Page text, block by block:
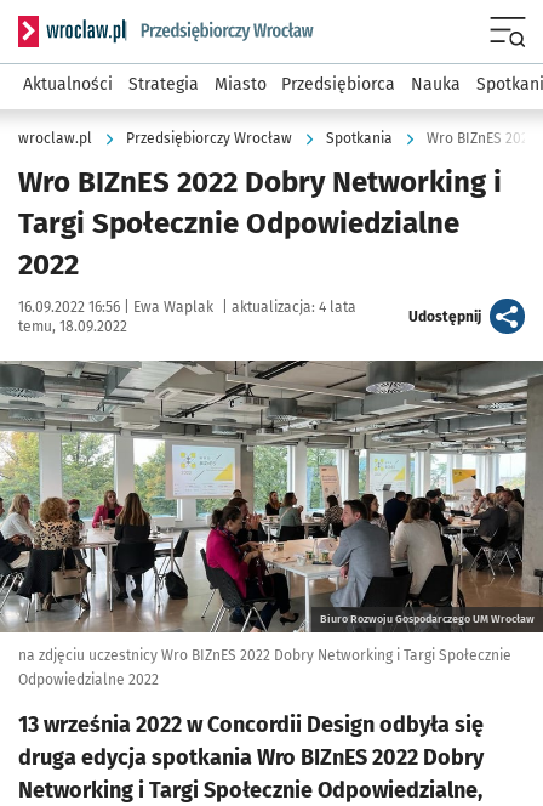
Serwis informacyjny wroclaw.pl podserwis: Strategia
Aktualności Strategia Miasto Przedsiębiorca Nauka
wroclaw.pl Przedsiębiorczy Wrocław Spotkania Wro BIZnES
Wro BIZnES 2022 Dobry Networking i
Targi Społecznie Odpowiedzialne
2022
Data publikacji:
16.09.2022 16:56 | Autor:
Ewa Waplak aktualizacja: 4 lata
temu, 18.09.2022
Udostępnijartykuł
Kliknij, aby powiększyć
Biuro Rozwoju Gospodarczego UM Wrocław
na zdjęciu uczestnicy Wro BIZnES 2022 Dobry Networking i Targi Społecznie
Odpowiedzialne 2022
13 września 2022 w Concordii Design odbyła się
druga edycja spotkania Wro BIZnES 2022 Dobry
Networking i Targi Społecznie Odpowiedzialne,